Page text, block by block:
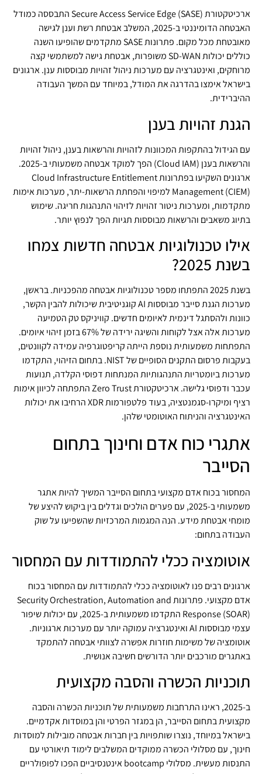
ארכיטקטורת Secure Access Service Edge (SASE) התבססה כמודל
האבטחה הדומיננטי ב-2025, המשלב אבטחת רשת וענן לגישה
מאובטחת מכל מקום. פתרונות SASE מתקדמים שהופיעו השנה
כוללים יכולות SD-WAN משופרות, אבטחת גישה למשתמשי קצה
מרוחקים, ואינטגרציה עם מערכות ניהול זהויות מבוססות ענן. ארגונים
בישראל אימצו בהדרגה את המודל, במיוחד עם המשך העבודה
ההיברידית.
הגנת זהויות בענן
עם הגידול בהתקפות המכוונות לזהויות והרשאות בענן, ניהול זהויות
והרשאות בענן (Cloud IAM) הפך למוקד אבטחה משמעותי ב-2025.
ארגונים השקיעו בפתרונות Cloud Infrastructure Entitlement
Management (CIEM) למיפוי והפחתת הרשאות-יתר, מערכות אימות
מתקדמות, ומערכות ניטור זהויות לזיהוי התנהגות חריגה. שימוש
בתיוג משאבים והרשאות מבוססות תגיות הפך לנפוץ יותר.
אילו טכנולוגיות אבטחה חדשות צמחו
בשנת 2025?
בשנת 2025 התפתחו מספר טכנולוגיות אבטחה מהפכניות. בראשן,
מערכות הגנת סייבר מבוססות AI קוגניטיבית שיכולות להבין הקשר,
כוונות ולהסתגל דינמית לאיומים חדשים. קוויניקס טק הטמיעה
מערכות אלה אצל לקוחות והשיגה ירידה של 67% בזמן זיהוי איומים.
התפתחות משמעותית נוספת הייתה קריפטוגרפיה עמידה לקוונטים,
בעקבות פרסום התקנים הסופיים של NIST. בתחום הזיהוי, התקדמו
מערכות ביומטריות התנהגותיות המנתחות דפוסי הקלדה, תנועות
עכבר ודפוסי גלישה. ארכיטקטורת Zero Trust התפתחה לכיוון אימות
רציף ומיקרו-סגמנטציה, בעוד פלטפורמות XDR הרחיבו את יכולות
האינטגרציה והניתוח האוטומטי שלהן.
אתגרי כוח אדם וחינוך בתחום
הסייבר
המחסור בכוח אדם מקצועי בתחום הסייבר המשיך להיות אתגר
משמעותי ב-2025, עם פערים הולכים וגדלים בין ביקוש להיצע של
מומחי אבטחת מידע. הנה המגמות המרכזיות שהשפיעו על שוק
העבודה בתחום:
אוטומציה ככלי להתמודדות עם המחסור
ארגונים רבים פנו לאוטומציה ככלי להתמודדות עם המחסור בכוח
אדם מקצועי. פתרונות Security Orchestration, Automation and
Response (SOAR) התקדמו משמעותית ב-2025, עם יכולות שיפור
עצמי מבוססות AI ואינטגרציה עמוקה יותר עם מערכות ארגוניות.
אוטומציה של משימות חוזרות אפשרה לצוותי אבטחה להתמקד
באתגרים מורכבים יותר הדורשים חשיבה אנושית.
תוכניות הכשרה והסבה מקצועית
ב-2025, ראינו התרחבות משמעותית של תוכניות הכשרה והסבה
מקצועית בתחום הסייבר, הן במגזר הפרטי והן במוסדות אקדמיים.
בישראל במיוחד, נוצרו שותפויות בין חברות אבטחה מובילות למוסדות
חינוך, עם מסלולי הכשרה ממוקדים המשלבים לימוד תיאורטי עם
התנסות מעשית. מסלולי bootcamp אינטנסיביים הפכו לפופולריים